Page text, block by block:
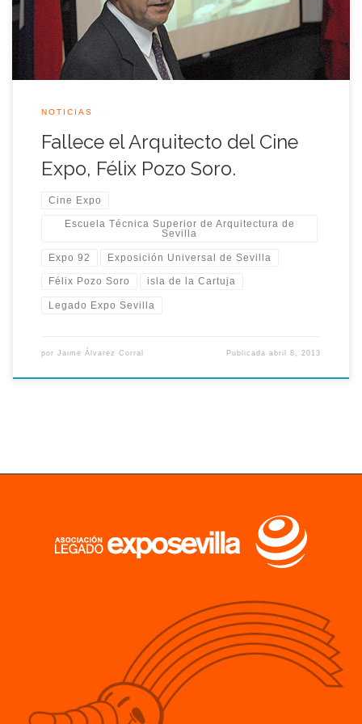
Exposición Universal de Sevilla.
NOTICIAS
Fallece el Arquitecto del Cine
Expo, Félix Pozo Soro.
Cine Expo
Escuela Técnica Superior de Arquitectura de
Sevilla
Expo 92 Exposición Universal de Sevilla
Félix Pozo Soro isla de la Cartuja
Legado Expo Sevilla
por Jaime Álvarez Corral Publicadaabril 8, 2013